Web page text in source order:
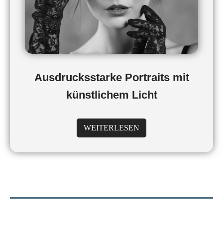
Ausdrucksstarke Portraits mit
künstlichem Licht
WEITERLESEN